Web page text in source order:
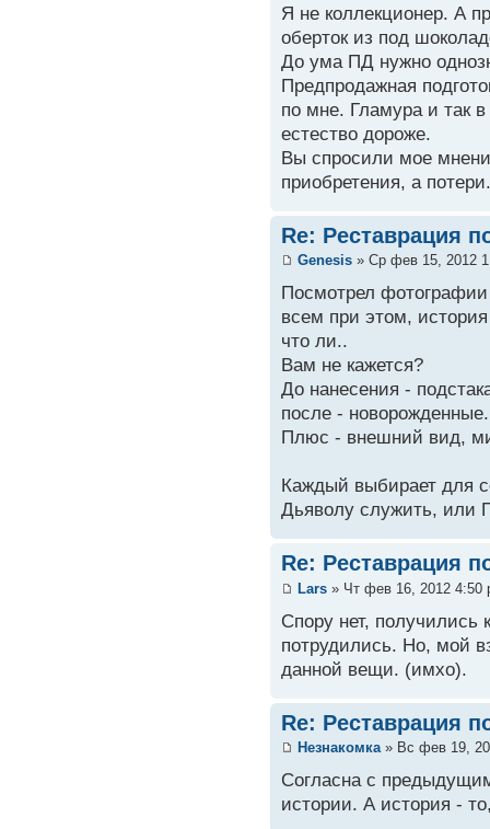
Я не коллекционер. А
оберток из под
До ума ПД нужно
Предпродажная
по мне. Гламура и так
естество дороже.
Вы спросили мое
приобретения, а потери.
Re: Реставрация
Genesis » Ср фев 15, 2012
Посмотрел фотографии
всем при этом,
что ли..
Вам не кажется?
До нанесения -
после - новорожденные.
Плюс - внешний вид,
Каждый выбирает для
Дьяволу служить, или
Re: Реставрация
Lars » Чт фев 16, 2012 4:50
Спору нет, получились
потрудились. Но, мой
данной вещи. (имхо).
Re: Реставрация
Незнакомка» Вс фев 19,
Согласна с
истории. А история -